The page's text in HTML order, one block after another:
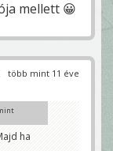
mellett 😀
több mint 11 éve
ha